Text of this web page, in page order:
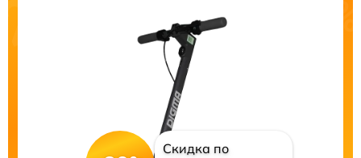
Скидка по